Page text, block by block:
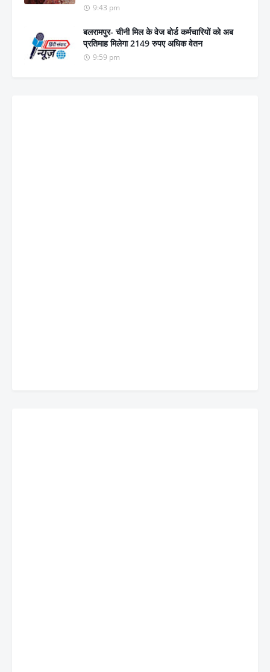
9:43 pm
बलरामपुर- चीनी मिल के वेज बोर्ड कर्मचारियों को अब
प्रतिमाह मिलेगा 2149 रुपए अधिक वेतन
9:59 pm